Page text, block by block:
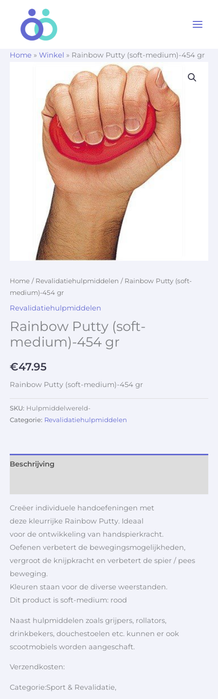
Home » Winkel » Rainbow Putty (soft-medium)-454 gr
Home / Revalidatiehulpmiddelen / Rainbow Putty (soft-
medium)-454 gr
Revalidatiehulpmiddelen
Rainbow Putty (soft-
medium)-454 gr
€47.95
Rainbow Putty (soft-medium)-454 gr
SKU: Hulpmiddelwereld-
Categorie: Revalidatiehulpmiddelen
Beschrijving
Creëer individuele handoefeningen met
deze kleurrijke Rainbow Putty. Ideaal
voor de ontwikkeling van handspierkracht.
Oefenen verbetert de bewegingsmogelijkheden,
vergroot de knijpkracht en verbetert de spier / pees
beweging.
Kleuren staan voor de diverse weerstanden.
Dit product is soft-medium: rood
Naast hulpmiddelen zoals grijpers, rollators,
drinkbekers, douchestoelen etc. kunnen er ook
scootmobiels worden aangeschaft.
Verzendkosten:
Categorie:Sport & Revalidatie,